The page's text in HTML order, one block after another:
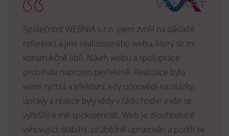
Společnost WEBNIA s.r.o. jsem zvolil na základě
referencí a jimi realizovaného webu, který se mi
konstrukčně libíl. Návrh webu a spolupráce
probíhala naprosto perfektně. Realizace byla
velmi rychlá a efektivní, kdy odpovědi na otázky,
úpravy a reakce byly vždy v řádu hodin a vše se
vyřešilo k mé spokojenosti. Web je dlouhodobě
vyhovující, stabilní, průběžně upravován a podílí se